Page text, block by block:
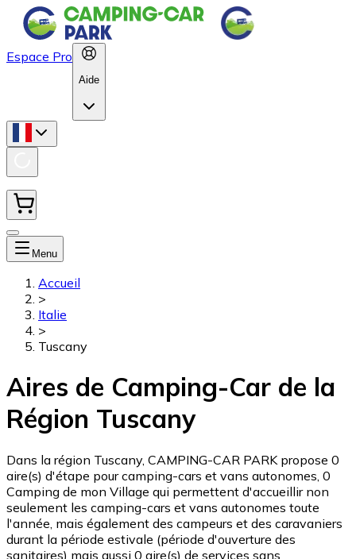
Espace Pro
Aide
Menu
Accueil
>
Italie
>
Tuscany
Aires de Camping-Car de la
Région Tuscany
Dans la région Tuscany, CAMPING-CAR PARK propose 0
aire(s) d'étape pour camping-cars et vans autonomes, 0
Camping de mon Village qui permettent d'accueillir non
seulement les camping-cars et vans autonomes toute
l'année, mais également des campeurs et des caravaniers
durant la période estivale (période d'ouverture des
sanitaires) mais aussi 0 aire(s) de services sans